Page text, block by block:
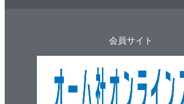
会員サイト